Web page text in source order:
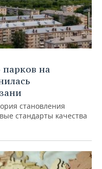
парков на
становления
стандарты качества